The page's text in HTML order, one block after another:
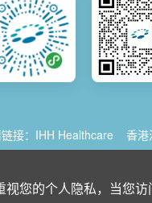
视您的个人隐私，当您
接： IHH Healthcare 香港
Parkway China 使用条款 沪